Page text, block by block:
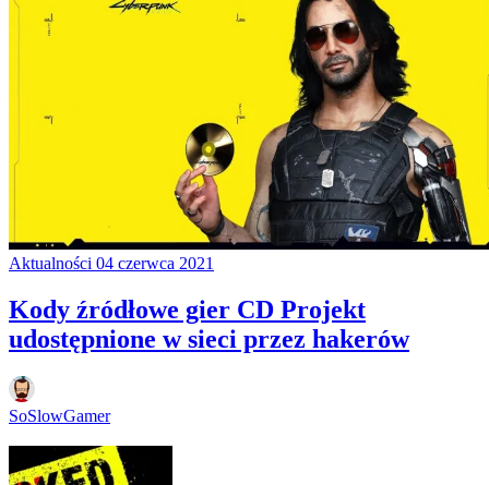
Aktualności 04 czerwca 2021
Kody źródłowe gier CD Projekt
udostępnione w sieci przez hakerów
SoSlowGamer